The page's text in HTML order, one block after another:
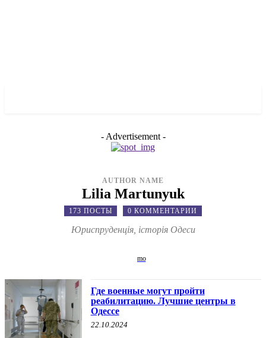
- Advertisement -
AUTHOR NAME
Lilia Martunyuk
173 ПОСТЫ 0 КОММЕНТАРИИ
Юриспруденція, історія Одеси
Где военные могут пройти
реабилитацию. Лучшие центры в
Одессе
22.10.2024